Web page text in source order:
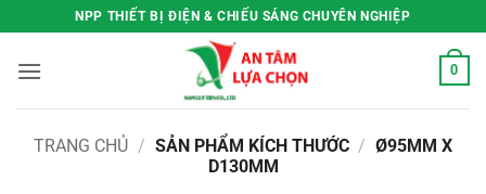
qua
nội
NPP THIẾT BỊ ĐIỆN & CHIẾU SÁNG CHUYÊN NGHIỆP
0
TRANG CHỦ / SẢN PHẨM KÍCH THƯỚC / Ø95MM X
D130MM